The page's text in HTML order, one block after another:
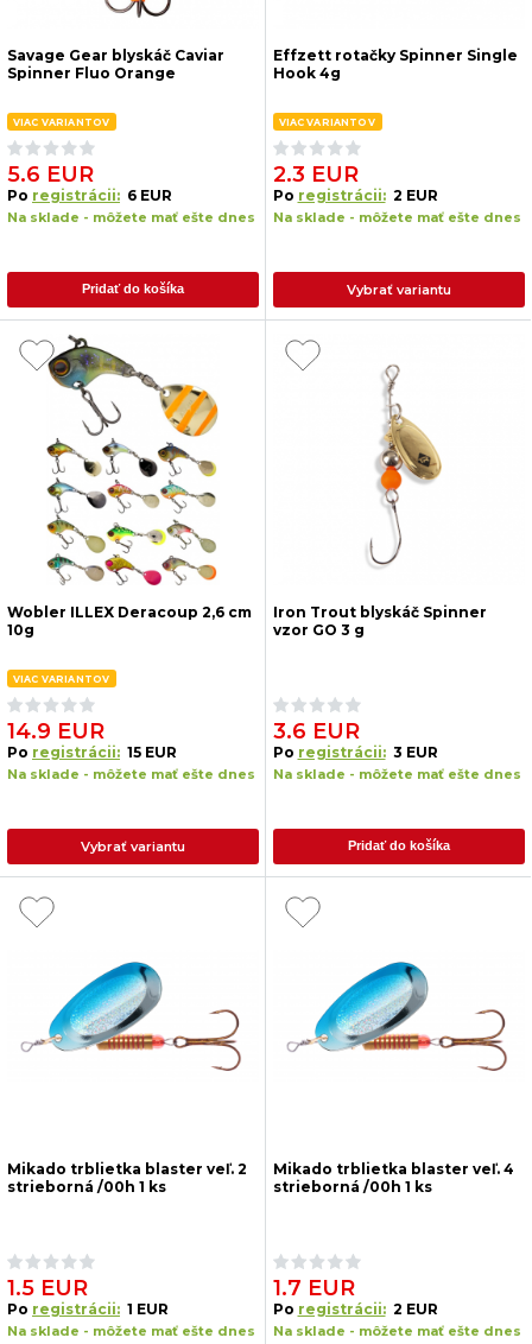
Savage Gear blyskáč Caviar
Spinner Fluo Orange
VIAC VARIANTOV
5.6 EUR
Po registrácii: 6 EUR
Na sklade - môžete mať ešte dnes
Pridať do košíka
Effzett rotačky Spinner Single
Hook 4g
VIAC VARIANTOV
2.3 EUR
Po registrácii: 2 EUR
Na sklade - môžete mať ešte dnes
Vybrať variantu
Wobler ILLEX Deracoup 2,6 cm
10g
VIAC VARIANTOV
14.9 EUR
Po registrácii: 15 EUR
Na sklade - môžete mať ešte dnes
Vybrať variantu
Iron Trout blyskáč Spinner
vzor GO 3 g
3.6 EUR
Po registrácii: 3 EUR
Na sklade - môžete mať ešte dnes
Pridať do košíka
Mikado trblietka blaster veľ. 2
strieborná /00h 1 ks
1.5 EUR
Po registrácii: 1 EUR
Na sklade - môžete mať ešte dnes
Mikado trblietka blaster veľ. 4
strieborná /00h 1 ks
1.7 EUR
Po registrácii: 2 EUR
Na sklade - môžete mať ešte dnes